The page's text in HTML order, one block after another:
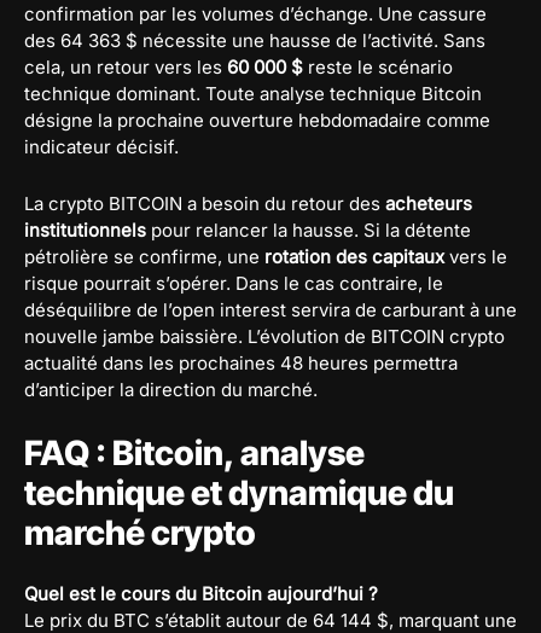
confirmation par les volumes d’échange. Une cassure
des 64 363 $ nécessite une hausse de l’activité. Sans
cela, un retour vers les 60 000 $ reste le scénario
technique dominant. Toute analyse technique Bitcoin
désigne la prochaine ouverture hebdomadaire comme
indicateur décisif.
La crypto BITCOIN a besoin du retour des acheteurs
institutionnels pour relancer la hausse. Si la détente
pétrolière se confirme, une rotation des capitauxvers le
risque pourrait s’opérer. Dans le cas contraire, le
déséquilibre de l’open interest servira de carburant à une
nouvelle jambe baissière. L’évolution de BITCOIN crypto
actualité dans les prochaines 48 heures permettra
d’anticiper la direction du marché.
FAQ : Bitcoin, analyse
technique et dynamique du
marché crypto
Quel est le cours du Bitcoin aujourd’hui ?
Le prix du BTC s’établit autour de 64 144 $, marquant une